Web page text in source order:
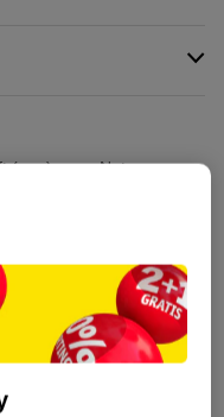
(nog) geen Nature